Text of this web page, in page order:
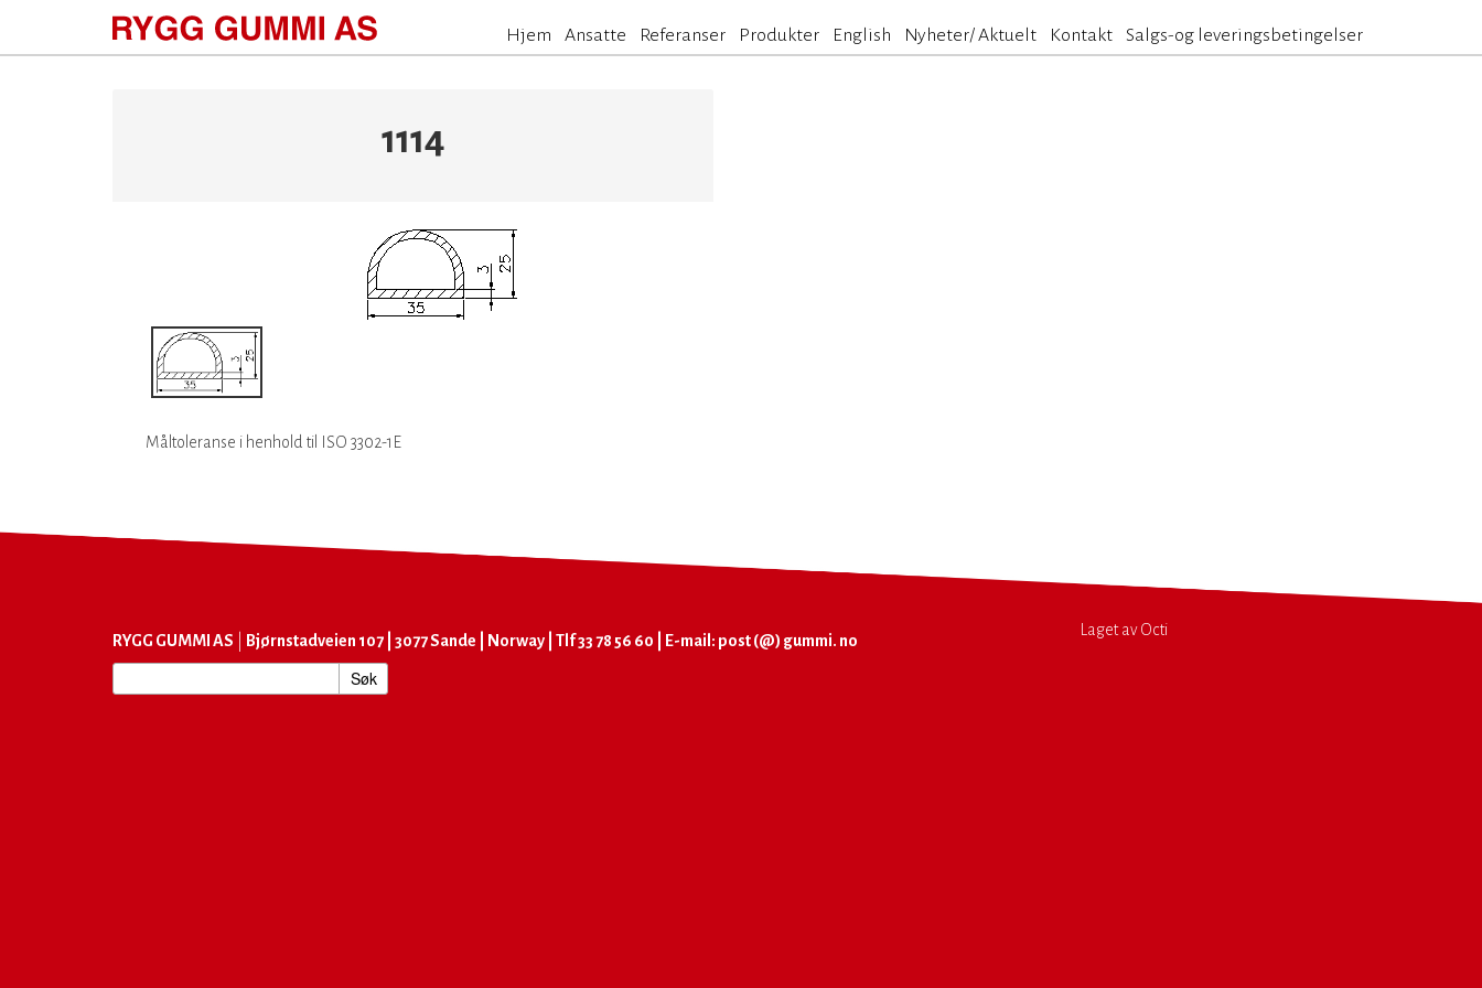
Hjem Ansatte Referanser Produkter English Nyheter/ Aktuelt Kontakt Salgs-og leveringsbetingelser
1114
Måltoleranse i henhold til ISO 3302-1E
RYGG GUMMI AS Bjørnstadveien 107 | 3077 Sande | Norway | Tlf 33 78 56 60 | E-mail: post (@) gummi. no
Laget av Octi